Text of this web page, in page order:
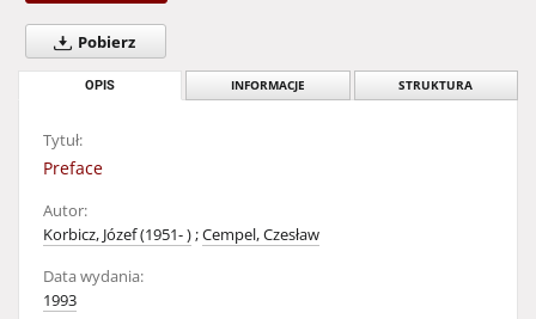
Pobierz
OPIS INFORMACJE STRUKTURA
Tytuł:
Preface
Autor:
Korbicz, Józef (1951- );Cempel, Czesław
Data wydania:
1993